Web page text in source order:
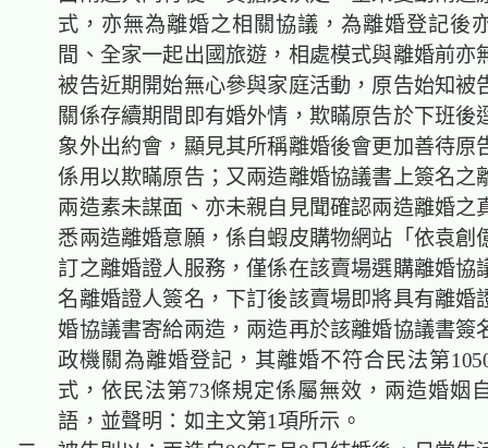
式，亦無為離婚之相關協議，為離婚登記後
間、全家一起出國旅遊，相處模式與離婚前亦
被告近期開始無心參與家庭活動，原告始知被
關係存續期間即有婚外情，欺瞞原告於下班後
象外出約會，顯見其所稱離婚後會更加善待原
係用以欺瞞原告；又兩造離婚協議書上簽名之
兩造素未謀面、亦未親自見聞確認兩造離婚之
悉兩造離婚意願，係自蝦皮購物網站「依袁創
訂之離婚證人服務，僅係在該賣場選購離婚協
名離婚證人簽名，下訂後該賣場即將具有離婚
婚協議書寄給兩造，兩造再於該離婚協議書簽
政機關為離婚登記，其離婚不符合民法第
式，依民法第73條規定係屬無效，兩造婚姻
語，並聲明：如主文第1項所示。